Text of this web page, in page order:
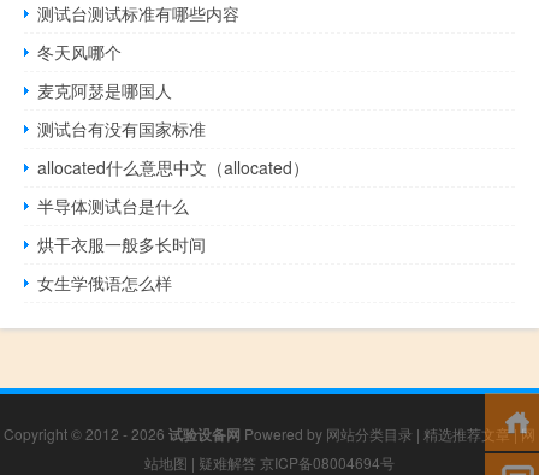
测试台测试标准有哪些内容
冬天风哪个
麦克阿瑟是哪国人
测试台有没有国家标准
allocated什么意思中文（allocated）
半导体测试台是什么
烘干衣服一般多长时间
女生学俄语怎么样
Copyright © 2012 - 2026 试验设备网 Powered by 网站分类目录 | 精选推荐文章|网
站地图 | 疑难解答 京ICP备08004694号